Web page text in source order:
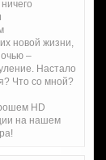
новой жизни,
–
Настало
Что со мной?
HD
на нашем